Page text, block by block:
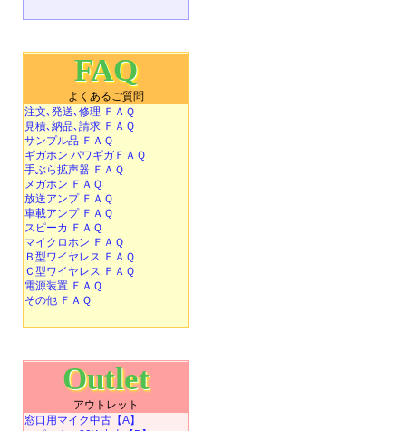
FAQ
よくあるご質問
注文､発送､修理 ＦＡＱ
見積､納品､請求 ＦＡＱ
サンプル品 ＦＡＱ
ギガホン パワギガＦＡＱ
手ぶら拡声器 ＦＡＱ
メガホン ＦＡＱ
放送アンプ ＦＡＱ
車載アンプ ＦＡＱ
スピーカ ＦＡＱ
マイクロホン ＦＡＱ
Ｂ型ワイヤレス ＦＡＱ
Ｃ型ワイヤレス ＦＡＱ
電源装置 ＦＡＱ
その他 ＦＡＱ
Outlet
アウトレット
窓口用マイク中古【A】